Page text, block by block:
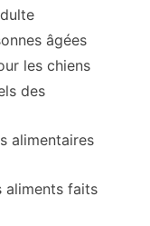
âgées
les chiens
des
alimentaires
aliments faits